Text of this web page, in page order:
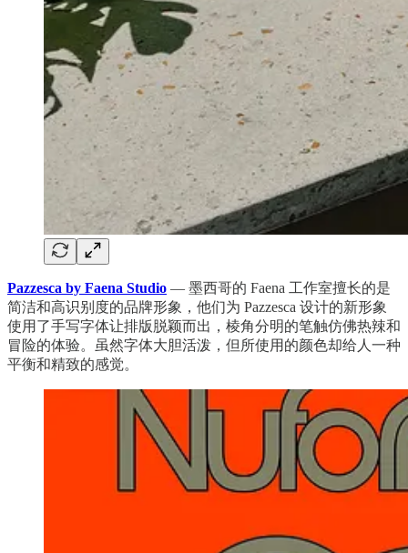
Pazzesca by Faena Studio — 墨西哥的 Faena 工作室擅长的是
简洁和高识别度的品牌形象，他们为 Pazzesca 设计的新形象
使用了手写字体让排版脱颖而出，棱角分明的笔触仿佛热辣和
冒险的体验。虽然字体大胆活泼，但所使用的颜色却给人一种
平衡和精致的感觉。